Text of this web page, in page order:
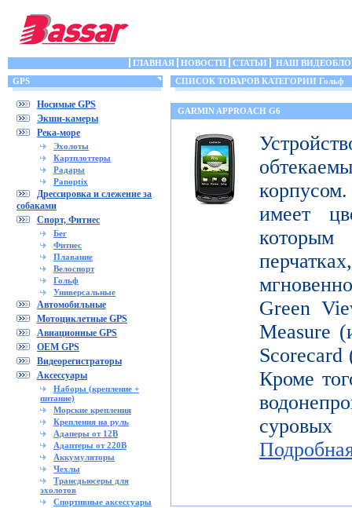
ГЛАВНАЯ НОВОСТИ СТАТЬИ
НАШ
GPS
Носимые GPS
Экшн-камеры
Река-море
Эхолоты
Картплоттеры
Радары
Panoptix
Дрессировка и слежение за
собаками
Спорт, Фитнес
Бег
Фитнес
Плавание
Велоспорт
Гольф
Универсальные
Автомобильные
Мотоциклетные GPS
Авиационные GPS
OEM GPS
Видеорегистраторы
Аксессуары
Наборы (крепление +
питание)
Морские крепления
Крепления на руль
Адаперы от 12В
Адаптеры от 220В
Аккумуляторы
Чехлы
Трансдьюсеры для
эхолотов
Спортивные аксессуары
СПИСОК ТОВАРОВ КАТЕГОРИИ Гольф
GARMIN APPROACH G6
имеет
Green
Measure
Scorecard
Кроме